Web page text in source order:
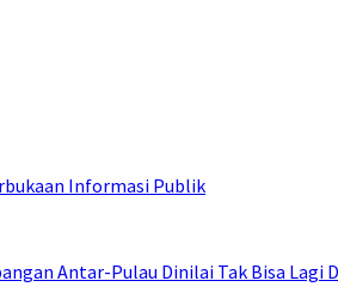
Informasi Publik
Antar-Pulau Dinilai Tak Bisa Lagi